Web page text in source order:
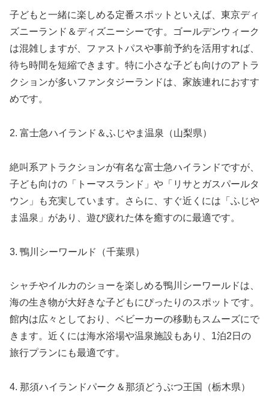
子どもと一緒に楽しめる定番スポットといえば、東京ディ
ズニーランド＆ディズニーシーです。ゴールデンウィーク
は混雑しますが、ファストパスや事前予約を活用すれば、
待ち時間を短縮できます。特に小さな子ども向けのアトラ
クションが多いファンタジーランドは、家族連れにおすす
めです。
2. 富士急ハイランド＆ふじやま温泉（山梨県）
絶叫系アトラクションが有名な富士急ハイランドですが、
子ども向けの「トーマスランド」や「リサとガスパールタ
ウン」も充実しています。さらに、すぐ近くには「ふじや
ま温泉」があり、遊び疲れた体を癒すのに最適です。
3. 鴨川シーワールド（千葉県）
シャチやイルカのショーを楽しめる鴨川シーワールドは、
海の生き物が大好きな子どもにぴったりのスポットです。
館内は広々としており、ベビーカーの移動もスムーズにで
きます。近くには海水浴場や温泉施設もあり、1泊2日の
旅行プランにも最適です。
4. 那須ハイランドパーク＆那須どうぶつ王国（栃木県）